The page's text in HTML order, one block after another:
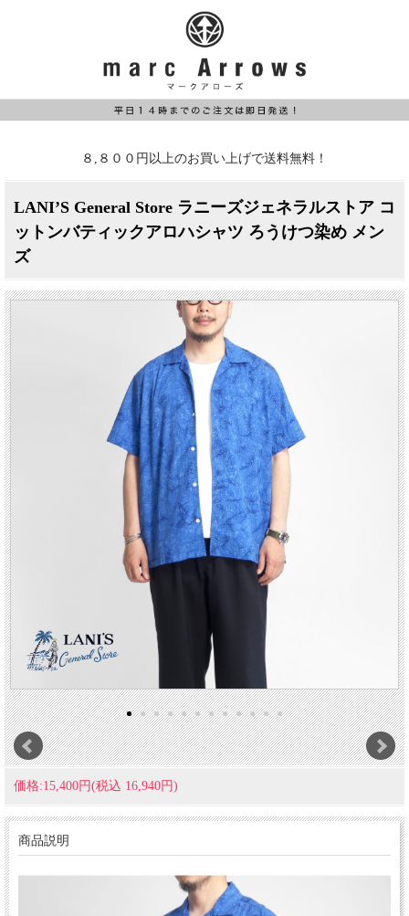
８,８００円以上のお買い上げで送料無料！
LANI’S General Store ラニーズジェネラルストア コ
ットンバティックアロハシャツ ろうけつ染め メン
ズ
価格:15,400円(税込 16,940円)
商品説明